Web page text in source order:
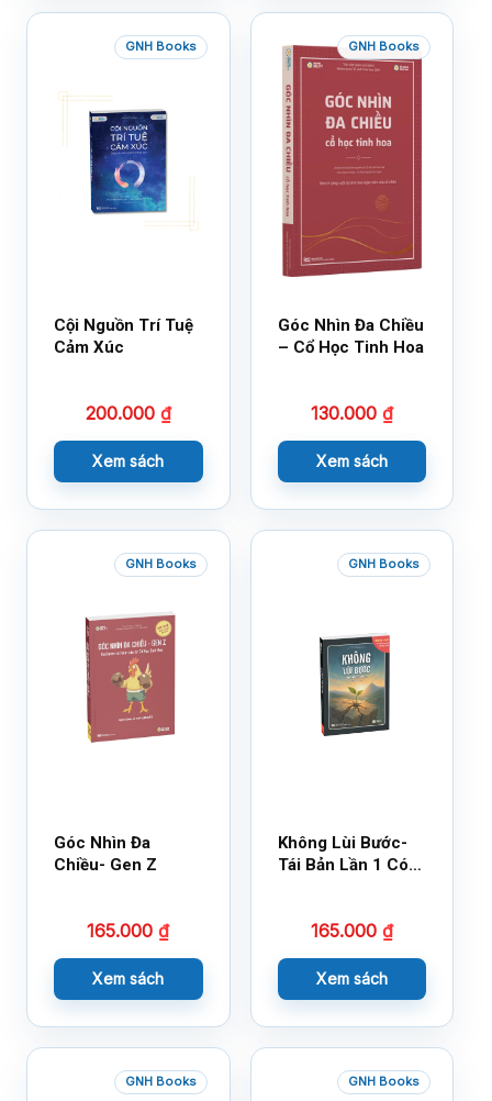
GNH Books
Cội Nguồn Trí Tuệ
Cảm Xúc
200.000 ₫
Xem sách
GNH Books
Góc Nhìn Đa Chiều
– Cổ Học Tinh Hoa
130.000 ₫
Xem sách
GNH Books
Góc Nhìn Đa
Chiều- Gen Z
165.000₫
Xem sách
GNH Books
Không Lùi Bước-
Tái Bản Lần 1 Có
165.000 ₫
Xem sách
GNH Books GNH Books